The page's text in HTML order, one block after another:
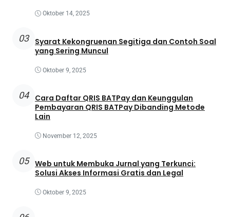
Oktober 14, 2025
03
Syarat Kekongruenan Segitiga dan Contoh Soal
yang Sering Muncul
Oktober 9, 2025
04
Cara Daftar QRIS BATPay dan Keunggulan
Pembayaran QRIS BATPay Dibanding Metode
Lain
November 12, 2025
05 Web untuk Membuka Jurnal yang Terkunci:
Solusi Akses Informasi Gratis dan Legal
Oktober 9, 2025